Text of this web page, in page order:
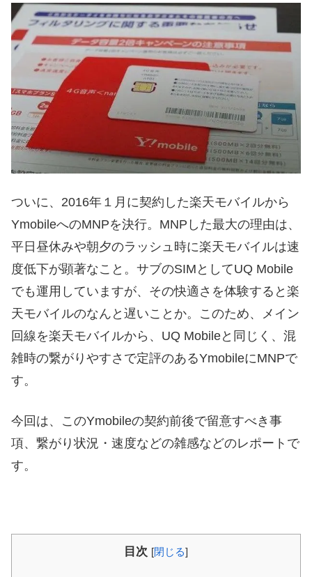
ついに、2016年１月に契約した楽天モバイルから
YmobileへのMNPを決行。MNPした最大の理由は、
平日昼休みや朝夕のラッシュ時に楽天モバイルは速
度低下が顕著なこと。サブのSIMとしてUQ Mobile
でも運用していますが、その快適さを体験すると楽
天モバイルのなんと遅いことか。このため、メイン
回線を楽天モバイルから、UQ Mobileと同じく、混
雑時の繋がりやすさで定評のあるYmobileにMNPで
す。
今回は、このYmobileの契約前後で留意すべき事
項、繋がり状況・速度などの雑感などのレポートで
す。
目次 [閉じる]